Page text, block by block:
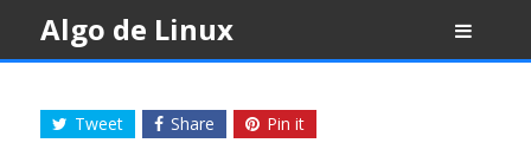
content
Algo de Linux
Tweet Share Pin it